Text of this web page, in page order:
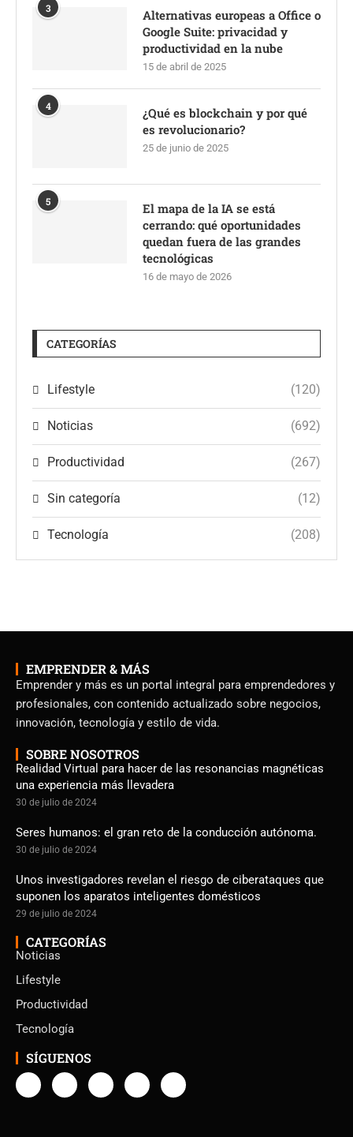
3
Alternativas europeas a Office o
Google Suite: privacidad y
productividad en la nube
15 de abril de 2025
4
¿Qué es blockchain y por qué
es revolucionario?
25 de junio de 2025
5
El mapa de la IA se está
cerrando: qué oportunidades
quedan fuera de las grandes
tecnológicas
16 de mayo de 2026
CATEGORÍAS
Lifestyle (120)
Noticias (692)
Productividad (267)
Sin categoría (12)
Tecnología (208)
EMPRENDER & MÁS
Emprender y más es un portal integral para emprendedores y
profesionales, con contenido actualizado sobre negocios,
innovación, tecnología y estilo de vida.
SOBRE NOSOTROS
Realidad Virtual para hacer de las resonancias magnéticas
una experiencia más llevadera
30 de julio de 2024
Seres humanos: el gran reto de la conducción autónoma.
30 de julio de 2024
Unos investigadores revelan el riesgo de ciberataques que
suponen los aparatos inteligentes domésticos
29 de julio de 2024
CATEGORÍAS
Noticias
Lifestyle
Productividad
Tecnología
SÍGUENOS